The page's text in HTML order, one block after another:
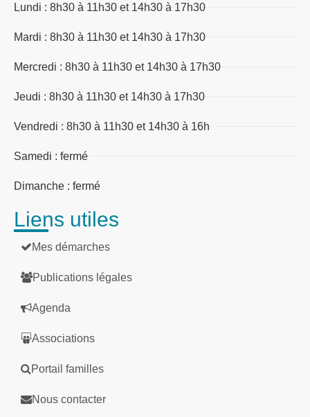
Lundi : 8h30 à 11h30 et 14h30 à 17h30
Mardi : 8h30 à 11h30 et 14h30 à 17h30
Mercredi : 8h30 à 11h30 et 14h30 à 17h30
Jeudi : 8h30 à 11h30 et 14h30 à 17h30
Vendredi : 8h30 à 11h30 et 14h30 à 16h
Samedi : fermé
Dimanche : fermé
Liens utiles
Mes démarches
Publications légales
Agenda
Associations
Portail familles
Nous contacter